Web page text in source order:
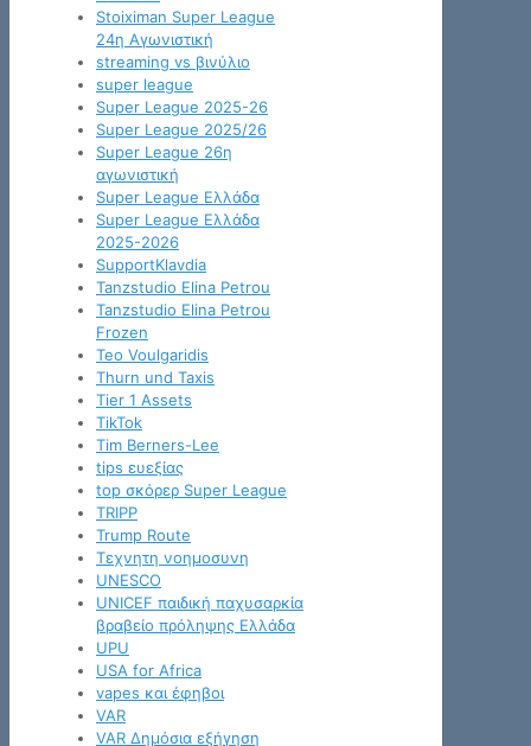
Stoiximan Super League
24η Αγωνιστική
streaming vs βινύλιο
super league
Super League 2025-26
Super League 2025/26
Super League 26η
αγωνιστική
Super League Ελλάδα
Super League Ελλάδα
2025-2026
SupportKlavdia
Tanzstudio Elina Petrou
Tanzstudio Elina Petrou
Frozen
Teo Voulgaridis
Thurn und Taxis
Tier 1 Assets
TikTok
Tim Berners-Lee
tips ευεξίας
top σκόρερ Super League
TRIPP
Trump Route
Tεχνητη νοημοσυνη
UNESCO
UNICEF παιδική παχυσαρκία
βραβείο πρόληψης Ελλάδα
UPU
USA for Africa
vapes και έφηβοι
VAR
VAR Δημόσια εξήγηση